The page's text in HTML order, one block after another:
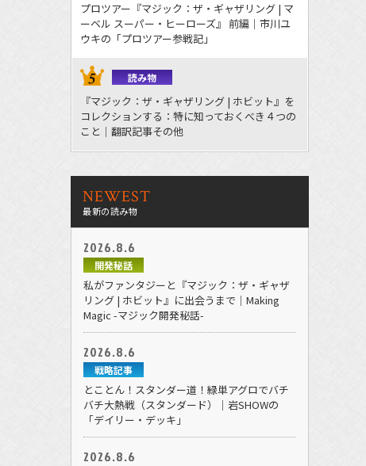
プロツアー『マジック：ザ・ギャザリング | マ
ーベル スーパー・ヒーローズ』 前編｜市川ユ
ウキの「プロツアー参戦記」
読み物
『マジック：ザ・ギャザリング | ホビット』を
コレクションする：特に知っておくべき４つの
こと｜翻訳記事その他
NEWEST
最新の読み物
2026.8.6
開発秘話
私がファンタジーと『マジック：ザ・ギャザ
リング | ホビット』に出会うまで｜Making
Magic -マジック開発秘話-
2026.8.6
戦略記事
とことん！スタンダー道！緑単アグロでバチ
バチ大熱戦（スタンダード）｜岩SHOWの
「デイリー・デッキ」
2026.8.6